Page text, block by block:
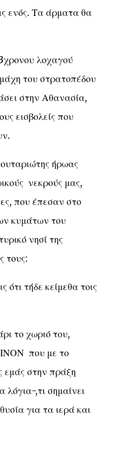
ενός. Τα άρματα θα
λοχαγού
του στρατοπέδου
στην Αθανασία,
εισβολείς που
ήρωας
νεκρούς μας,
που έπεσαν στο
κυμάτων του
νησί της
τους:
ότι τήδε κείμεθα τοις
το χωριό του,
που με το
εμάς στην πράξη
,τι σημαίνει
για τα ιερά και